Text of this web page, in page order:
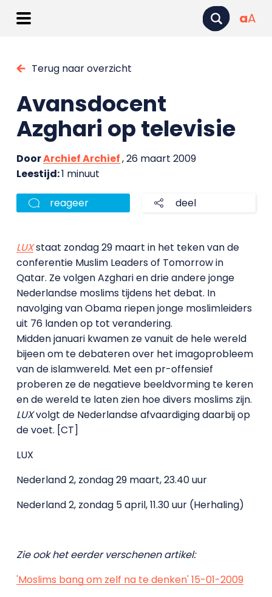
aA
Terug naar overzicht
Avansdocent
Azghari op televisie
DoorArchief Archief, 26 maart 2009
Leestijd:1 minuut
reageer deel
LUXstaat zondag 29 maart in het teken van de
conferentie Muslim Leaders of Tomorrow in
Qatar. Ze volgen Azghari en drie andere jonge
Nederlandse moslims tijdens het debat. In
navolging van Obama riepen jonge moslimleiders
uit 76 landen op tot verandering.
Midden januari kwamen ze vanuit de hele wereld
bijeen om te debateren over het imagoprobleem
van de islamwereld. Met een pr-offensief
proberen ze de negatieve beeldvorming te keren
en de wereld te laten zien hoe divers moslims zijn.
LUXvolgt de Nederlandse afvaardiging daarbij op
de voet. [CT]
LUX
Nederland 2, zondag 29 maart, 23.40 uur
Nederland 2, zondag 5 april, 11.30 uur (Herhaling)
Zie ook het eerder verschenen artikel:
'Moslims bang om zelf na te denken' 15-01-2009